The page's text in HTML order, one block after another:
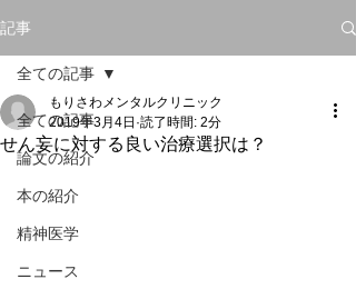
記事
全ての記事
論文の紹介
本の紹介
精神医学
ニュース
全ての記事
せん妄に対する良い治療選択は？
もりさわメンタルクリニック
2019年3月4日 読了時間: 2分